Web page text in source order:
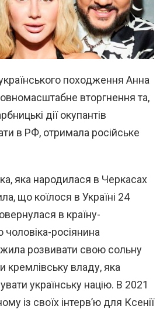
походження Анна
вторгнення та,
дії окупантів
в РФ, отримала російське
яка народилася в Черкасах
що коїлося в Україні 24
в країну-
чоловіка-росіянина
розвивати свою сольну
кремлівську владу, яка
українську націю. В 2021
із своїх інтерв’ю для Ксенії